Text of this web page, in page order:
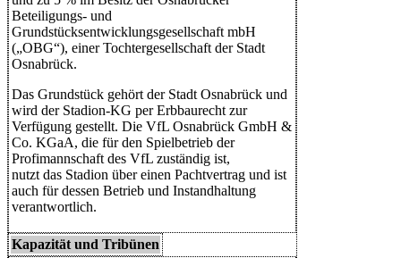
Beteiligungs- und
Grundstücksentwicklungsgesellschaft mbH
(„OBG“), einer Tochtergesellschaft der Stadt
Osnabrück.
Das Grundstück gehört der Stadt Osnabrück und
wird der Stadion-KG per Erbbaurecht zur
Verfügung gestellt. Die VfL Osnabrück GmbH &
Co. KGaA, die für den Spielbetrieb der
Profimannschaft des VfL zuständig ist,
nutzt das Stadion über einen Pachtvertrag und ist
auch für dessen Betrieb und Instandhaltung
verantwortlich.
Kapazität und Tribünen